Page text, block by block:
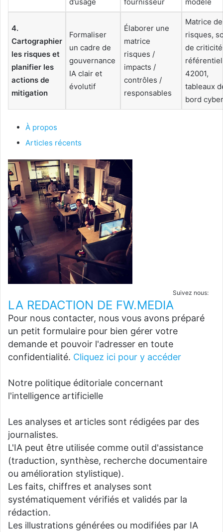
4.
Cartographier
les risques et
planifier les
actions de
mitigation
Formaliser
un cadre de
gouvernance
IA clair et
évolutif
Élaborer une
matrice
risques /
impacts /
contrôles /
responsables
Matrice de
risques,
de
référentiel
42001,
tableaux
bord cyber
À propos
Articles récents
Suivez nous:
LA REDACTION DE FW.MEDIA
Pour nous contacter, nous vous avons préparé
un petit formulaire pour bien gérer votre
demande et pouvoir l'adresser en toute
confidentialité. Cliquez ici pour y accéder
Notre politique éditoriale concernant
l'intelligence artificielle
Les analyses et articles sont rédigées par des
journalistes.
L'IA peut être utilisée comme outil d'assistance
(traduction, synthèse, recherche documentaire
ou amélioration stylistique).
Les faits, chiffres et analyses sont
systématiquement vérifiés et validés par la
rédaction.
Les illustrations générées ou modifiées par IA